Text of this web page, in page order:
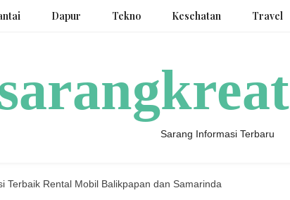
Dapur Tekno Kesehatan Travel
Sarang Informasi Terbaru
Terbaik Rental Mobil Balikpapan dan Samarinda